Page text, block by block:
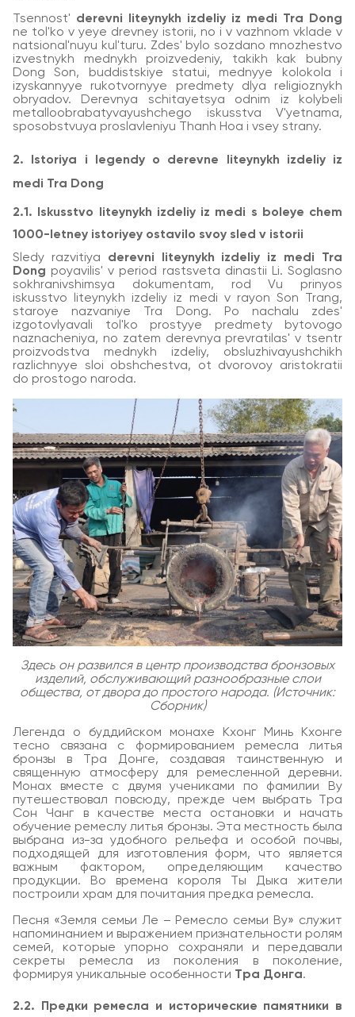
Tsennost' derevni liteynykh izdeliy iz medi Tra Dong
ne tol'ko v yeye drevney istorii, no i v vazhnom vklade v
natsional'nuyu kul'turu. Zdes' bylo sozdano mnozhestvo
izvestnykh mednykh proizvedeniy, takikh kak bubny
Dong Son, buddistskiye statui, mednyye kolokola i
izyskannyye rukotvornyye predmety dlya religioznykh
obryadov. Derevnya schitayetsya odnim iz kolybeli
metalloobrabatyvayushchego iskusstva V'yetnama,
sposobstvuya proslavleniyu Thanh Hoa i vsey strany.
2. Istoriya i legendy o derevne liteynykh izdeliy iz
medi Tra Dong
2.1. Iskusstvo liteynykh izdeliy iz medi s boleye chem
1000-letney istoriyey ostavilo svoy sled v istorii
Sledy razvitiya derevni liteynykh izdeliy iz medi Tra
Dong poyavilis' v period rastsveta dinastii Li. Soglasno
sokhranivshimsya dokumentam, rod Vu prinyos
iskusstvo liteynykh izdeliy iz medi v rayon Son Trang,
staroye nazvaniye Tra Dong. Po nachalu zdes'
izgotovlyavali tol'ko prostyye predmety bytovogo
naznacheniya, no zatem derevnya prevratilas' v tsentr
proizvodstva mednykh izdeliy, obsluzhivayushchikh
razlichnyye sloi obshchestva, ot dvorovoy aristokratii
do prostogo naroda.
Здесь он развился в центр производства бронзовых
изделий, обслуживающий разнообразные слои
общества, от двора до простого народа. (Источник:
Сборник)
Легенда о буддийском монахе Кхонг Минь Кхонге
тесно связана с формированием ремесла литья
бронзы в Тра Донге, создавая таинственную и
священную атмосферу для ремесленной деревни.
Монах вместе с двумя учениками по фамилии Ву
путешествовал повсюду, прежде чем выбрать Тра
Сон Чанг в качестве места остановки и начать
обучение ремеслу литья бронзы. Эта местность была
выбрана из-за удобного рельефа и особой почвы,
подходящей для изготовления форм, что является
важным фактором, определяющим качество
продукции. Во времена короля Ты Дыка жители
построили храм для почитания предка ремесла.
Песня «Земля семьи Ле – Ремесло семьи Ву» служит
напоминанием и выражением признательности ролям
семей, которые упорно сохраняли и передавали
секреты ремесла из поколения в поколение,
формируя уникальные особенности Тра Донга.
2.2. Предки ремесла и исторические памятники в